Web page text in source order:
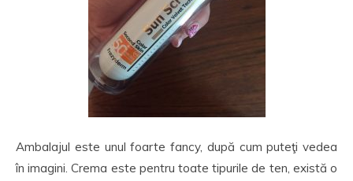
Ambalajul este unul foarte fancy, după cum puteţi vedea
în imagini. Crema este pentru toate tipurile de ten, există o